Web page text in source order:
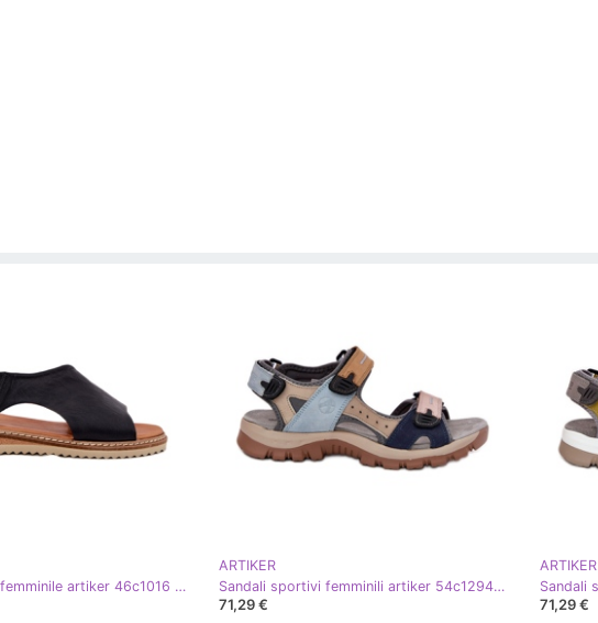
Sandali in pelle femminile artiker 46c1016 nero
ARTIKER
Sandali sportivi femminili artiker 54c1294 multikolor multicolore
71,29 €
ARTIKER
71,29 €